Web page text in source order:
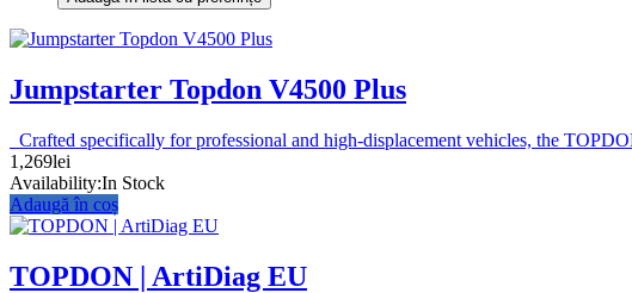
Jumpstarter Topdon V4500 Plus
Crafted specifically for professional and high-displacement vehicles, the
1,269lei
Availability:In Stock
Adaugă în coș
TOPDON | ArtiDiag EU